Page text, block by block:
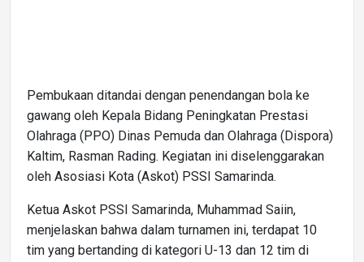
Pembukaan ditandai dengan penendangan bola ke
gawang oleh Kepala Bidang Peningkatan Prestasi
Olahraga (PPO) Dinas Pemuda dan Olahraga (Dispora)
Kaltim, Rasman Rading. Kegiatan ini diselenggarakan
oleh Asosiasi Kota (Askot) PSSI Samarinda.
Ketua Askot PSSI Samarinda, Muhammad Saiin,
menjelaskan bahwa dalam turnamen ini, terdapat 10
tim yang bertanding di kategori U-13 dan 12 tim di